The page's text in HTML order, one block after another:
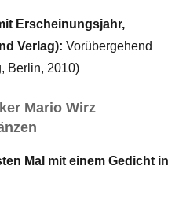
Erscheinungsjahr,
Verlag): Vorübergehend
Berlin, 2010)
Mario Wirz
Mal mit einem Gedicht in